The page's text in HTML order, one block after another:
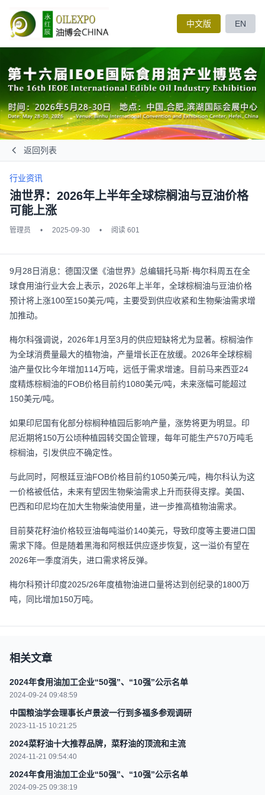
中文版 EN
返回列表
行业资讯
油世界：2026年上半年全球棕榈油与豆油价格
可能上涨
管理员 • 2025-09-30 • 阅读 601
9月28日消息：德国汉堡《油世界》总编辑托马斯·梅尔科周五在全
球食用油行业大会上表示，2026年上半年，全球棕榈油与豆油价格
预计将上涨100至150美元/吨，主要受到供应收紧和生物柴油需求增
加推动。
梅尔科强调说，2026年1月至3月的供应短缺将尤为显著。棕榈油作
为全球消费量最大的植物油，产量增长正在放缓。2026年全球棕榈
油产量仅比今年增加114万吨，远低于需求增速。目前马来西亚24
度精炼棕榈油的FOB价格目前约1080美元/吨，未来涨幅可能超过
150美元/吨。
如果印尼国有化部分棕榈种植园后影响产量，涨势将更为明显。印
尼近期将150万公顷种植园转交国企管理，每年可能生产570万吨毛
棕榈油，引发供应不确定性。
与此同时，阿根廷豆油FOB价格目前约1050美元/吨，梅尔科认为这
一价格被低估，未来有望因生物柴油需求上升而获得支撑。美国、
巴西和印尼均在加大生物柴油使用量，进一步推高植物油需求。
目前葵花籽油价格较豆油每吨溢价140美元，导致印度等主要进口国
需求下降。但是随着黑海和阿根廷供应逐步恢复，这一溢价有望在
2026年一季度消失，进口需求将反弹。
梅尔科预计印度2025/26年度植物油进口量将达到创纪录的1800万
吨，同比增加150万吨。
相关文章
2024年食用油加工企业“50强”、“10强”公示名单
2024-09-24 09:48:59
中国粮油学会理事长卢景波一行到多福多参观调研
2023-11-15 10:21:25
2024菜籽油十大推荐品牌，菜籽油的顶流和主流
2024-11-21 09:54:40
2024年食用油加工企业“50强”、“10强”公示名单
2024-09-25 09:38:19